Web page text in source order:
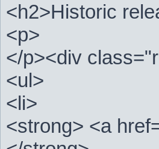
<h2>Historic
<p>
</p><div
<ul>
<li>
<strong> <a